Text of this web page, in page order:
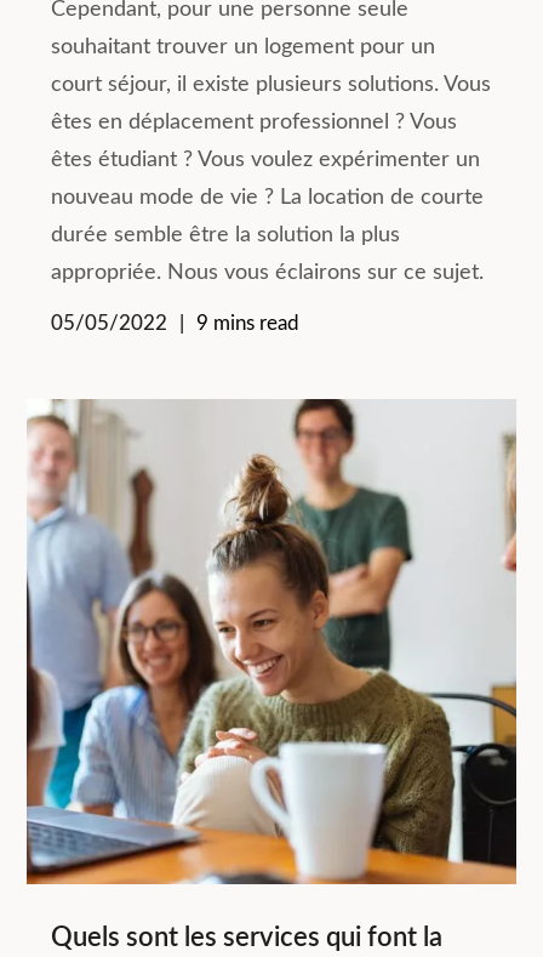
Cependant, pour une personne seule
souhaitant trouver un logement pour un
court séjour, il existe plusieurs solutions. Vous
êtes en déplacement professionnel ? Vous
êtes étudiant ? Vous voulez expérimenter un
nouveau mode de vie ? La location de courte
durée semble être la solution la plus
appropriée. Nous vous éclairons sur ce sujet.
05/05/2022 9 mins read
Quels sont les services qui font la